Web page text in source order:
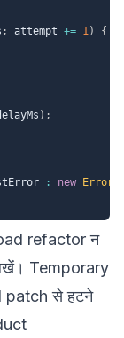
; attempt += 1)
{
) ;
: new Error
refactor न
Temporary
patch से हटने